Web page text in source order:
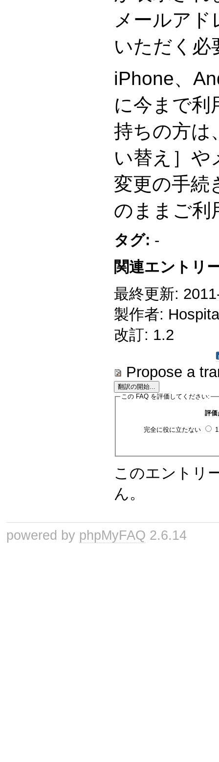
メールア
いただく必
iPhone、
に今まで利
持ちの方は
い替え］や
変更の手続
のままご利
タグ: -
関連エントリ
最終更新:
製作者:
改訂: 1.2
Propose a
この FAQ を評価してください:
評価
完全に役に立たない
このエントリ
ん。
powered by phpMyFAQ 2.6.14